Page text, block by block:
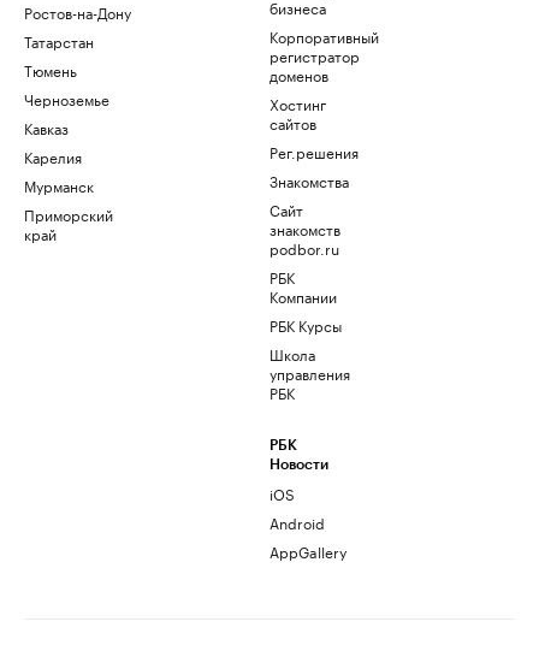
Ростов-на-Дону
Татарстан
Тюмень
Черноземье
Кавказ
Карелия
Мурманск
Приморский
край
бизнеса
Корпоративный
регистратор
доменов
Хостинг
сайтов
Рег.решения
Знакомства
Сайт
знакомств
podbor.ru
РБК
Компании
РБК Курсы
Школа
управления
РБК
РБК
Новости
iOS
Android
AppGallery